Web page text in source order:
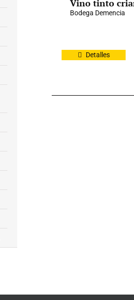
Vino tinto
Bodega Demencia
Detalles